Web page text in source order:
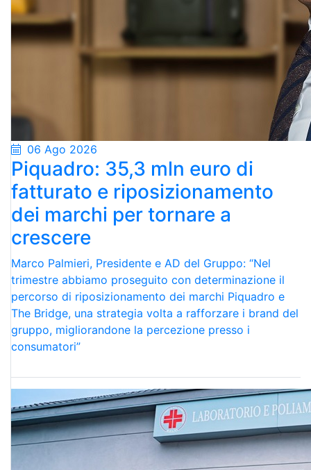
06 Ago 2026
Piquadro: 35,3 mln euro di
fatturato e riposizionamento
dei marchi per tornare a
crescere
Marco Palmieri, Presidente e AD del Gruppo: “Nel
trimestre abbiamo proseguito con determinazione il
percorso di riposizionamento dei marchi Piquadro e
The Bridge, una strategia volta a rafforzare i brand del
gruppo, migliorandone la percezione presso i
consumatori”